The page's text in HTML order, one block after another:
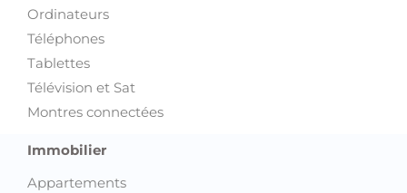
Ordinateurs
Téléphones
Tablettes
Télévision et Sat
Montres connectées
Immobilier
Appartements